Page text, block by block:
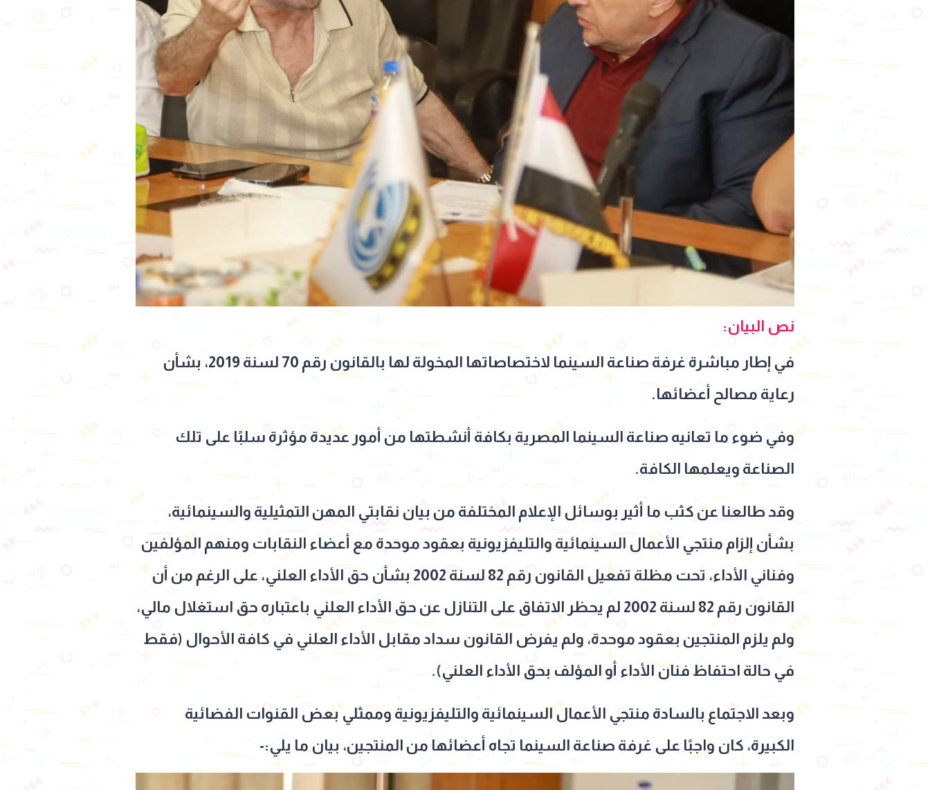
نص البيان:
في إطار مباشرة غرفة صناعة السينما لاختصاصاتها المخولة لها بالقانون رقم 70 لسنة 2019، بشأن
رعاية مصالح أعضائها.
وفي ضوء ما تعانيه صناعة السينما المصرية بكافة أنشطتها من أمور عديدة مؤثرة سلبًا على تلك
الصناعة ويعلمها الكافة.
وقد طالعنا عن كثب ما أثير بوسائل الإعلام المختلفة من بيان نقابتي المهن التمثيلية والسينمائية،
بشأن إلزام منتجي الأعمال السينمائية والتليفزيونية بعقود موحدة مع أعضاء النقابات ومنهم المؤلفين
وفناني الأداء، تحت مظلة تفعيل القانون رقم 82 لسنة 2002 بشأن حق الأداء العلني، على الرغم من أن
القانون رقم 82 لسنة 2002 لم يحظر الاتفاق على التنازل عن حق الأداء العلني باعتباره حق استغلال مالي،
ولم يلزم المنتجين بعقود موحدة، ولم يفرض القانون سداد مقابل الأداء العلني في كافة الأحوال (فقط
في حالة احتفاظ فنان الأداء أو المؤلف بحق الأداء العلني).
وبعد الاجتماع بالسادة منتجي الأعمال السينمائية والتليفزيونية وممثلي بعض القنوات الفضائية
الكبيرة، كان واجبًا على غرفة صناعة السينما تجاه أعضائها من المنتجين، بيان ما يلي:-